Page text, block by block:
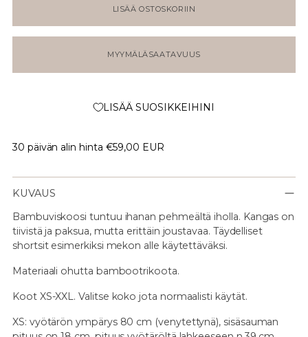
LISÄÄ OSTOSKORIIN
MYYMÄLÄSAATAVUUS
LISÄÄ SUOSIKKEIHINI
30 päivän alin hinta €59,00 EUR
KUVAUS
Bambuviskoosi tuntuu ihanan pehmeältä iholla. Kangas on
tiivistä ja paksua, mutta erittäin joustavaa. Täydelliset
shortsit esimerkiksi mekon alle käytettäväksi.
Materiaali ohutta bambootrikoota.
Koot XS-XXL. Valitse koko jota normaalisti käytät.
XS: vyötärön ympärys 80 cm (venytettynä), sisäsauman